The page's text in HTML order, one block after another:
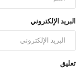
البريد الإلكتروني
تعليق